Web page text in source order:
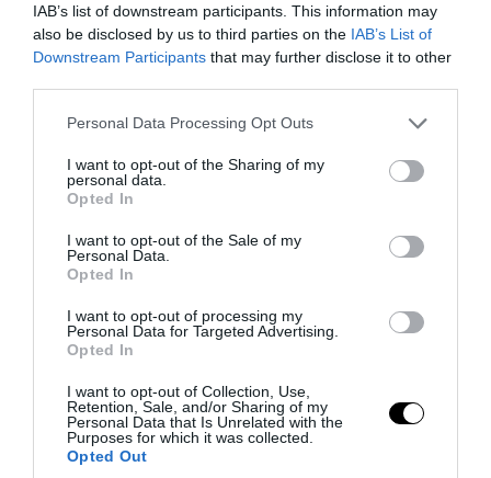
IAB’s list of downstream participants. This information may
also be disclosed by us to third parties on the IAB’s List of
Downstream Participants that may further disclose it to other
Please note that this website/app uses one or more Google
not limited to your visit or usage behaviour. You may click to
grant or deny consent to Google and its third-party tags to
use your data for below specified purposes in below Google
consent section.
Personal Data Processing Opt Outs
I want to opt-out of the Sharing of my
personal data.
Opted In
I want to opt-out of the Sale of my
Personal Data.
Opted In
I want to opt-out of processing my
Personal Data for Targeted Advertising.
Opted In
I want to opt-out of Collection, Use,
Retention, Sale, and/or Sharing of my
Personal Data that Is Unrelated with the
Purposes for which it was collected.
Opted Out
PRONEWS.GR /ΕΝΟΠΛΕΣ ΣΥΓΚΡΟΥΣΕΙΣ
Οι Ρώσοι κατέστρεψαν δύο ουκρανικά
μη επανδρωμένα σκάφη επιφανείας και
πέντε φορτηγά πλοία στη Μαύρη
05.08.2026 | 11:10